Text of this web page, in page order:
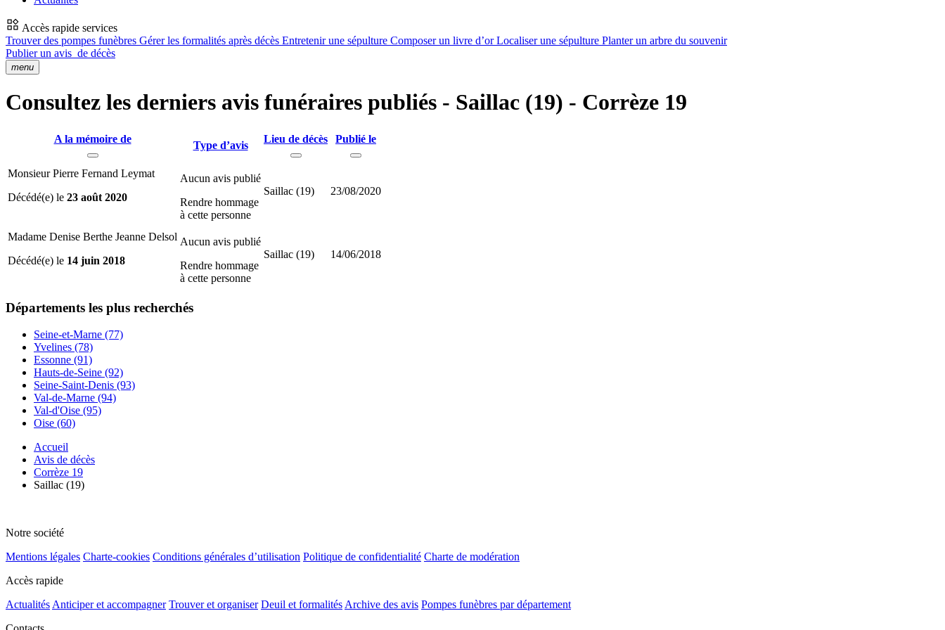
Accès rapide services
Trouver des pompes funèbres Gérer les formalités après décès Entretenir une sépulture Composer un livre d’orLocaliser une sépulture Planter un arbre du souvenir
Publier un avis de décès
menu
Consultez les derniers avis funéraires publiés - Saillac (19) - Corrèze 19
A la mémoire de
Type d’avis
Lieu de décès Publié le
Monsieur Pierre Fernand Leymat
Décédé(e) le 23 août 2020
Aucun avis publié
Rendre hommage
à cette personne
Saillac (19) 23/08/2020
Madame Denise Berthe Jeanne Delsol
Décédé(e) le 14 juin 2018
Aucun avis publié
Rendre hommage
à cette personne
Saillac (19) 14/06/2018
Départements les plus recherchés
Seine-et-Marne (77)
Yvelines (78)
Essonne (91)
Hauts-de-Seine (92)
Seine-Saint-Denis (93)
Val-de-Marne (94)
Val-d'Oise (95)
Oise (60)
Accueil
Avis de décès
Corrèze 19
Saillac (19)
Notre société
Mentions légales Charte-cookies Conditions générales d’utilisation Politique de confidentialité Charte de modération
Accès rapide
Actualités Anticiper et accompagner Trouver et organiser Deuil et formalités Archive des avis Pompes funèbres par département